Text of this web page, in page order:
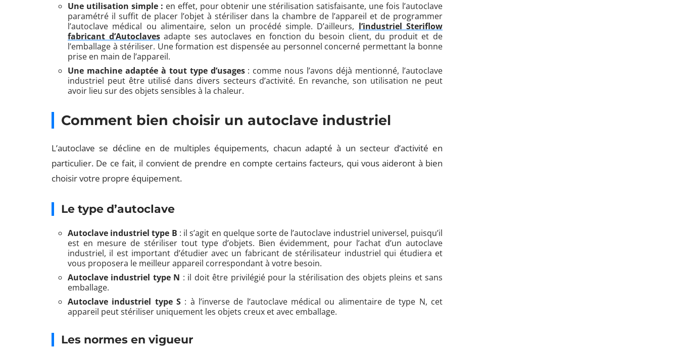
Une utilisation simple : en effet, pour obtenir une stérilisation satisfaisante, une fois l’autoclave
paramétré il suffit de placer l’objet à stériliser dans la chambre de l’appareil et de programmer
l’autoclave médical ou alimentaire, selon un procédé simple. D’ailleurs, l’industriel Steriflow
fabricant d’Autoclavesadapte ses autoclaves en fonction du besoin client, du produit et de
l’emballage à stériliser. Une formation est dispensée au personnel concerné permettant la bonne
prise en main de l’appareil.
Une machine adaptée à tout type d’usages: comme nous l’avons déjà mentionné, l’autoclave
industriel peut être utilisé dans divers secteurs d’activité. En revanche, son utilisation ne peut
avoir lieu sur des objets sensibles à la chaleur.
Comment bien choisir un autoclave industriel
L’autoclave se décline en de multiples équipements, chacun adapté à un secteur d’activité en
particulier. De ce fait, il convient de prendre en compte certains facteurs, qui vous aideront à bien
choisir votre propre équipement.
Le type d’autoclave
Autoclave industriel type B : il s’agit en quelque sorte de l’autoclave industriel universel, puisqu’il
est en mesure de stériliser tout type d’objets. Bien évidemment, pour l’achat d’un autoclave
industriel, il est important d’étudier avec un fabricant de stérilisateur industriel qui étudiera et
vous proposera le meilleur appareil correspondant à votre besoin.
Autoclave industriel type N : il doit être privilégié pour la stérilisation des objets pleins et sans
emballage.
Autoclave industriel type S : à l’inverse de l’autoclave médical ou alimentaire de type N, cet
appareil peut stériliser uniquement les objets creux et avec emballage.
Les normes en vigueur